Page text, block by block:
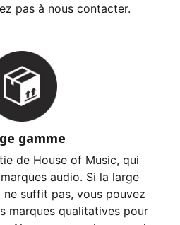
pas à nous contacter.
gamme
de House of Music, qui
audio. Si la large
ne suffit pas, vous pouvez
marques qualitatives pour